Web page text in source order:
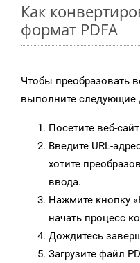
Как
формат PDFA
Чтобы преобразовать
выполните следующие
Посетите веб-сайт
Введите URL-
хотите
ввода.
Нажмите кнопку
начать процесс
Дождитесь
Загрузите файл